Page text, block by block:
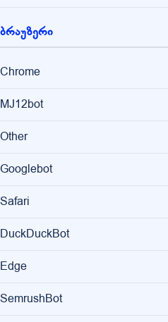
ბრაუზერი
Chrome
MJ12bot
Other
Googlebot
Safari
DuckDuckBot
Edge
SemrushBot